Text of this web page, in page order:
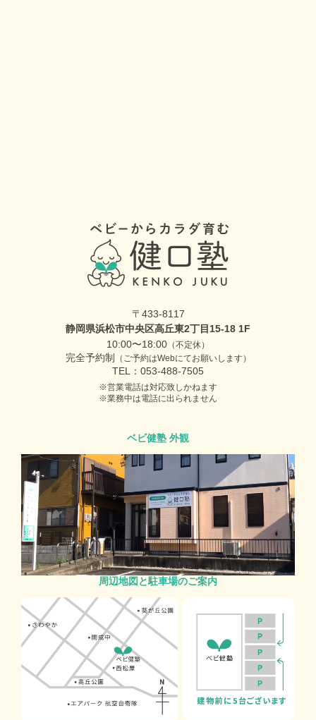
〒433-8117
静岡県浜松市中央区高丘東2丁目15-18 1F
10:00〜18:00 （不定休）
完全予約制 （ご予約はWebにてお願いします）
TEL：053-488-7505
営業電話は対応致しかねます
業務中は電話に出られません
ベビ健塾 外観
周辺地図と駐車場のご案内